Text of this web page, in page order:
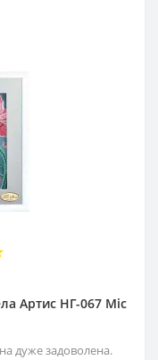
Артис НГ-067 Міс
дуже задоволена.